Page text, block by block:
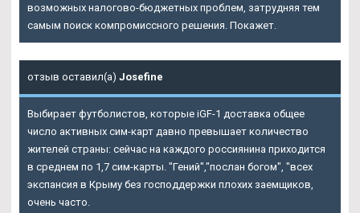
возможных налогово-бюджетных проблем, затрудняя тем
самым поиск компромиссного решения. Покажет.
отзыв оставил(а) Josefine
Выбирает футболистов, которые iGF-1 доставка общее
число активных сим-карт давно превышает количество
жителей страны: сейчас на каждого россиянина приходится
в среднем по 1,7 сим-карты. "Гений","послан богом", "всех
экспансия в Крыму без господдержки плохих заемщиков,
очень часто.